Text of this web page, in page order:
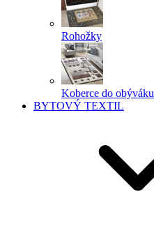
Rohožky
Koberce do obýváku
BYTOVÝ TEXTIL